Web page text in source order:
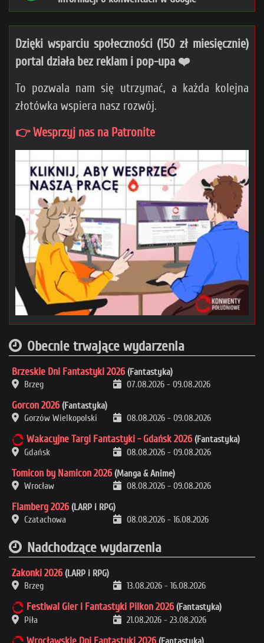
Dzięki wsparciu społeczności (150 zł miesięcznie)
portal działa bez reklam i pop-upa ❤️
To pozwala nam się utrzymać, a każda kolejna
złotówka wspiera nasz rozwój.
👉 Wesprzyj nas na Patronite
Obecnie trwające wydarzenia
Brzeskie Dni Fantastyki 2026 (Fantastyka)
Brzeg
07.08.2026 - 09.08.2026
Gorcon 2026 (Fantastyka)
Gorzów Wielkopolski
08.08.2026 - 09.08.2026
Wakacyjne Targi Fantastyki - Gdańsk 2026 (Fantastyka)
Gdańsk
08.08.2026 - 09.08.2026
Tomicon by Namicon 2026 (Manga & Anime)
Wrocław
08.08.2026 - 09.08.2026
Flamberg 2026 (LARP i RPG)
Czatachowa
08.08.2026 - 16.08.2026
Nadchodzące wydarzenia
Zakonki 2026 (LARP i RPG)
Brzeg
13.08.2026 - 16.08.2026
Festiwal Gier i Fantastyki Pilkon 2026 (Fantastyka)
Piła
21.08.2026 - 23.08.2026